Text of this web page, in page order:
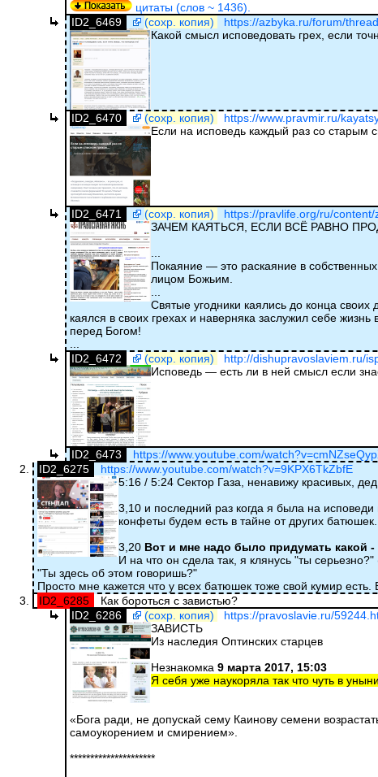
цитаты (слов ~ 1436).
ID2_6469
(сохр. копия)
https://azbyka.ru/forum/
Какой смысл исповедовать грех, если
ID2_6470 (сохр. копия)
https://www.pravmir.ru/
Если на исповедь каждый раз со старым
ID2_6471 (сохр. копия)
https://pravlife.org/ru/
ЗАЧЕМ КАЯТЬСЯ, ЕСЛИ ВСЁ РАВНО
...
Покаяние — это раскаяние в
лицом Божьим.
...
Святые угодники каялись до конца
каялся в своих грехах и наверняка заслужил себе
перед Богом!
...
ID2_6472
(сохр. копия)
http://dishupravoslaviem.ru/
Исповедь — есть ли в ней смысл если
ID2_6473 https://www.youtube.com/
ID2_6275
https://www.youtube.com/watch?v=9KPX6TkZbfE
5:16 / 5:24 Сектор Газа, ненавижу красивых,
3,10 и последний раз когда я была на
конфеты будем есть в тайне от других батюшек.
3,20 Вот и мне надо было придумать какой -
И на что он сдела так, я клянусь "ты серьезно?"
"Ты здесь об этом говоришь?"
Просто мне кажется что у всех батюшек тоже свой кумир
ID2_6285
Как бороться с завистью?
ID2_6286
(сохр. копия)
https://pravoslavie.ru/
ЗАВИСТЬ
Из наследия Оптинских старцев
Незнакомка 9 марта 2017, 15:03
Я себя уже наукоряла так что чуть в
«Бога ради, не допускай сему Каинову семени
самоукорением и смирением».
*********************